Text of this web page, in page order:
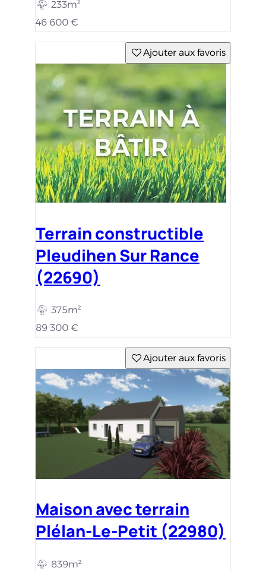
233m²
46 600 €
Ajouter aux favoris
Terrain constructible
Pleudihen Sur Rance
(22690)
375m²
89 300 €
Ajouter aux favoris
Maison avec terrain
Plélan-Le-Petit (22980)
839m²